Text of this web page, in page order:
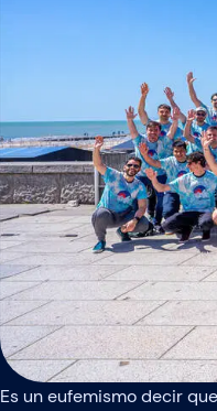
Es un eufemismo decir